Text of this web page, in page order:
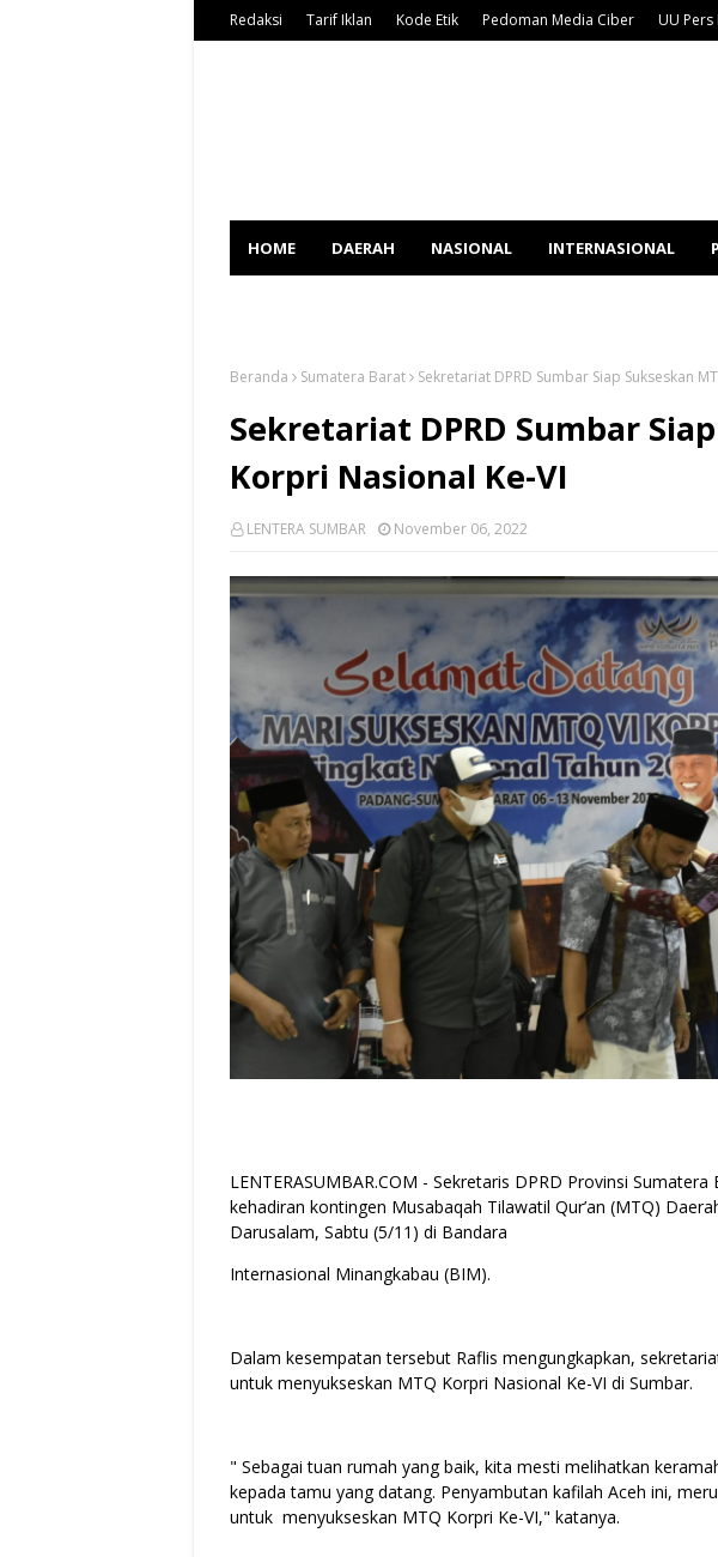
Redaksi Tarif Iklan Kode Etik Pedoman Media Ciber UU Pers
HOME DAERAH NASIONAL INTERNASIONAL
Beranda Sumatera Barat Sekretariat DPRD Sumbar Siap Sukseskan
Sekretariat DPRD Sumbar
Korpri Nasional Ke-VI
LENTERA SUMBAR November 06, 2022
LENTERASUMBAR.COM - Sekretaris DPRD Provinsi
kehadiran kontingen Musabaqah Tilawatil Qur’an (MTQ)
Darusalam, Sabtu (5/11) di Bandara
Internasional Minangkabau (BIM).
Dalam kesempatan tersebut Raflis mengungkapkan,
untuk menyukseskan MTQ Korpri Nasional Ke-VI di Sumbar.
" Sebagai tuan rumah yang baik, kita mesti melihatkan
kepada tamu yang datang. Penyambutan kafilah Aceh ini,
untuk menyukseskan MTQ Korpri Ke-VI," katanya.